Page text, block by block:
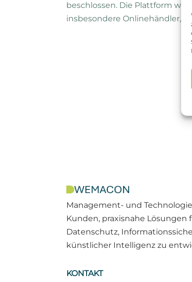
beschlossen. Die Plattform
insbesondere Onlinehändler,
Management- und
Kunden, praxisnahe
Datenschutz,
künstlicher Intelligenz zu
KONTAKT